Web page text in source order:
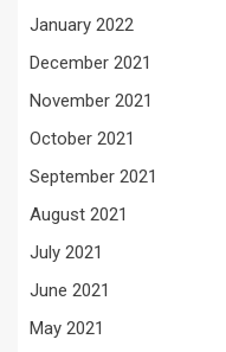
January 2022
December 2021
November 2021
October 2021
September 2021
August 2021
July 2021
June 2021
May 2021